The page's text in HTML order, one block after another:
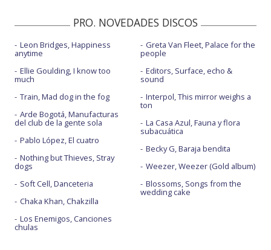
PRO. NOVEDADES DISCOS
Leon Bridges, Happiness
anytime
Ellie Goulding, I know too
much
Train, Mad dog in the fog
Arde Bogotá, Manufacturas
del club de la gente sola
Pablo López, El cuatro
Nothing but Thieves, Stray
dogs
Soft Cell, Danceteria
Chaka Khan, Chakzilla
Los Enemigos, Canciones
chulas
Greta Van Fleet, Palace for the
people
Editors, Surface, echo &
sound
Interpol, This mirror weighs a
ton
La Casa Azul, Fauna y flora
subacuática
Becky G, Baraja bendita
Weezer, Weezer (Gold album)
Blossoms, Songs from the
wedding cake